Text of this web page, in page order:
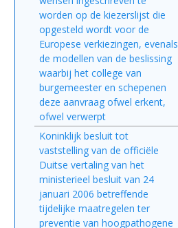
worden op de kiezerslijst die
opgesteld wordt voor de
Europese verkiezingen, evenals
de modellen van de beslissing
waarbij het college van
burgemeester en schepenen
deze aanvraag ofwel erkent,
ofwel verwerpt
Koninklijk besluit tot
vaststelling van de officiële
Duitse vertaling van het
ministerieel besluit van 24
januari 2006 betreffende
tijdelijke maatregelen ter
preventie van hoogpathogene